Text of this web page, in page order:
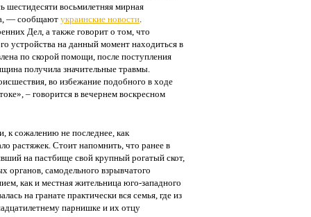
шестидесяти восьмилетняя мирная
— сообщают украинские новости.
Дел, а также говорит о том, что
устройства на данный момент находиться в
по скорой помощи, после поступления
получила значительные травмы.
во избежание подобного в ходе
– говорится в вечернем воскресном
к сожалению не последнее, как
растяжек. Стоит напомнить, что ранее в
на пастбище свой крупный рогатый скот,
органов, самодельного взрывчатого
как и местная жительница юго-западного
на гранате практически вся семья, где из
парнишке и их отцу